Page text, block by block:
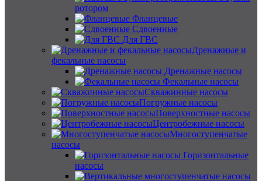
ротором
Фланцевые
Сдвоенные
Для ГВС
Дренажные и
фекальные насосы
Дренажные насосы
Фекальные насосы
Скважинные насосы
Погружные насосы
Поверхностные насосы
Центробежные насосы
Многоступенчатые
насосы
Горизонтальные
насосы